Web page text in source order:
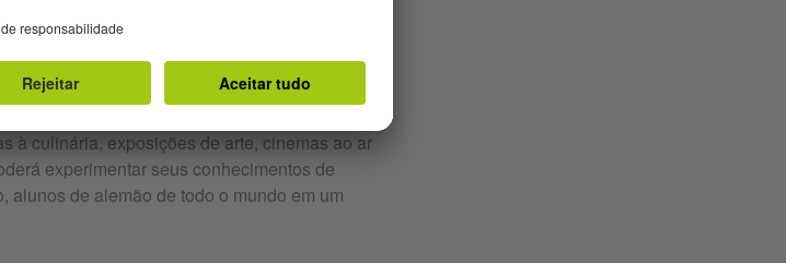
de ensino.
sendo a melhor forma de a aprender. Para
à culinária, exposições de arte, cinemas ao ar
experimentar seus conhecimentos de
alunos de alemão de todo o mundo em um